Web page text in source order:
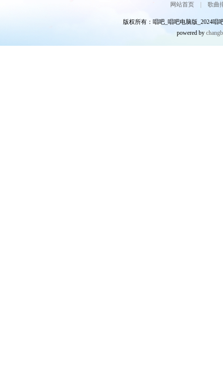
网站首页| 歌曲
版权所有：唱吧_唱吧电脑版_2024唱
powered by